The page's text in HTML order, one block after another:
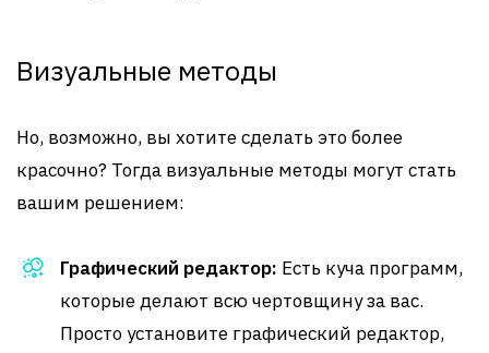
Визуальные методы
Но, возможно, вы хотите сделать это более
красочно? Тогда визуальные методы могут стать
вашим решением:
Графический редактор: Есть куча программ,
которые делают всю чертовщину за вас.
Просто установите графический редактор,